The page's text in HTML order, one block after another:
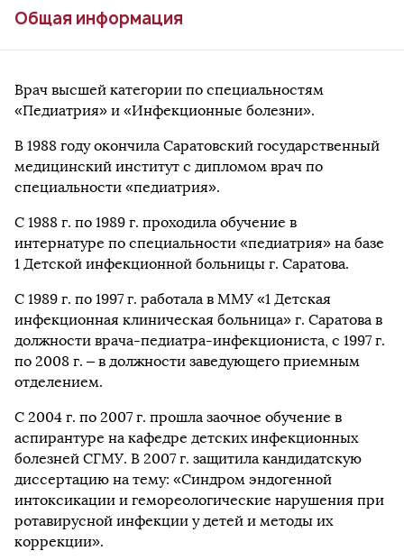
Общая информация
Врач высшей категории по специальностям
«Педиатрия» и «Инфекционные болезни».
В 1988 году окончила Саратовский государственный
медицинский институт с дипломом врач по
специальности «педиатрия».
С 1988 г. по 1989 г. проходила обучение в
интернатуре по специальности «педиатрия» на базе
1 Детской инфекционной больницы г. Саратова.
С 1989 г. по 1997 г. работала в ММУ «1 Детская
инфекционная клиническая больница» г. Саратова в
должности врача-педиатра-инфекциониста, с 1997 г.
по 2008 г. – в должности заведующего приемным
отделением.
С 2004 г. по 2007 г. прошла заочное обучение в
аспирантуре на кафедре детских инфекционных
болезней СГМУ. В 2007 г. защитила кандидатскую
диссертацию на тему: «Синдром эндогенной
интоксикации и гемореологические нарушения при
ротавирусной инфекции у детей и методы их
коррекции».